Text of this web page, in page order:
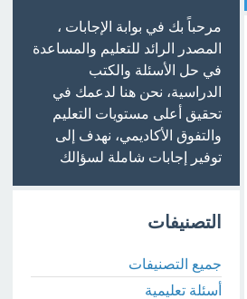
مرحباً بك في بوابة الإجابات ،
المصدر الرائد للتعليم والمساعدة
في حل الأسئلة والكتب
الدراسية، نحن هنا لدعمك في
تحقيق أعلى مستويات التعليم
والتفوق الأكاديمي، نهدف إلى
توفير إجابات شاملة لسؤالك
التصنيفات
جميع التصنيفات
أسئلة تعليمية